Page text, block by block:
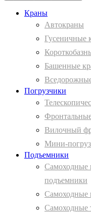
Краны
Автокраны
Гусеничные
Башенные
Погрузчики
Вилочный
Мини-
Подъемники
Самоходные
подъемники
Самоходные
Самоходные